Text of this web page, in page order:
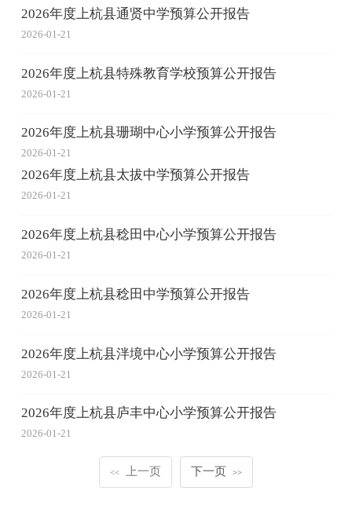
2026年度上杭县通贤中学预算公开报告
2026-01-21
2026年度上杭县特殊教育学校预算公开报告
2026-01-21
2026年度上杭县珊瑚中心小学预算公开报告
2026-01-21
2026年度上杭县太拔中学预算公开报告
2026-01-21
2026年度上杭县稔田中心小学预算公开报告
2026-01-21
2026年度上杭县稔田中学预算公开报告
2026-01-21
2026年度上杭县泮境中心小学预算公开报告
2026-01-21
2026年度上杭县庐丰中心小学预算公开报告
2026-01-21
<< 上一页 下一页 >>